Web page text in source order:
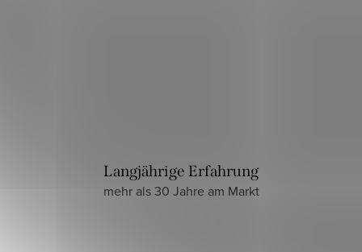
Langjährige Erfahrung
mehr als 30 Jahre am Markt